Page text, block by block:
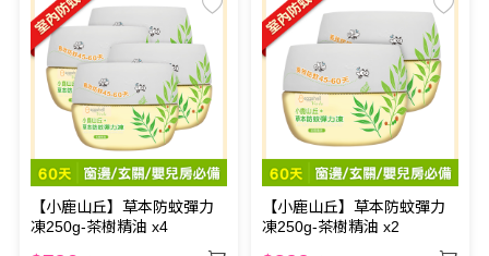
【小鹿山丘】草本防蚊彈力
凍250g-茶樹精油 x4
【小鹿山丘】草本防蚊彈力
凍250g-茶樹精油 x2